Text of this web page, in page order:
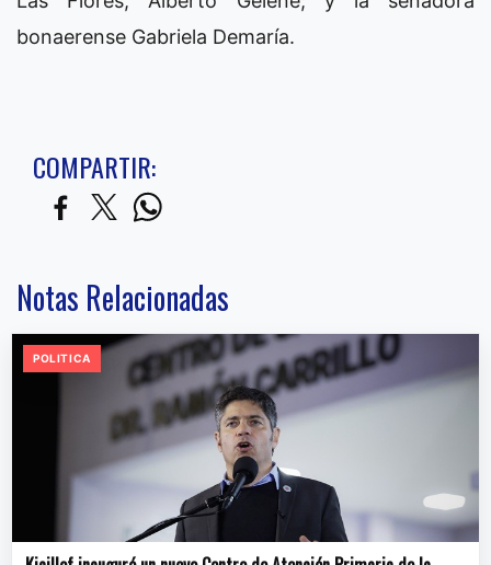
bonaerense Gabriela Demaría.
COMPARTIR:
Notas Relacionadas
POLITICA